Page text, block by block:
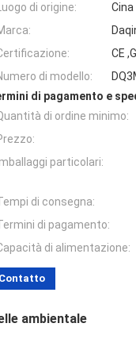
di origine:
Cina
CE
di modello:
di pagamento e
di ordine minimo:
Imballaggi particolari:
di consegna:
di pagamento:
di alimentazione:
Contatto
ambientale